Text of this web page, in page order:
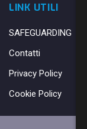
LINK UTILI
SAFEGUARDING
Contatti
Privacy Policy
Cookie Policy